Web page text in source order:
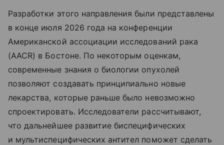
Разработки этого направления были представлены
в конце июля 2026 года на конференции
Американской ассоциации исследований рака
(AACR) в Бостоне. По некоторым оценкам,
современные знания о биологии опухолей
позволяют создавать принципиально новые
лекарства, которые раньше было невозможно
спроектировать. Исследователи рассчитывают,
что дальнейшее развитие биспецифических
и мультиспецифических антител поможет сделать